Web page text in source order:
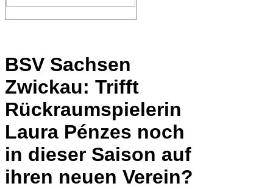
BSV Sachsen
Zwickau: Trifft
Rückraumspielerin
Laura Pénzes noch
in dieser Saison auf
ihren neuen Verein?